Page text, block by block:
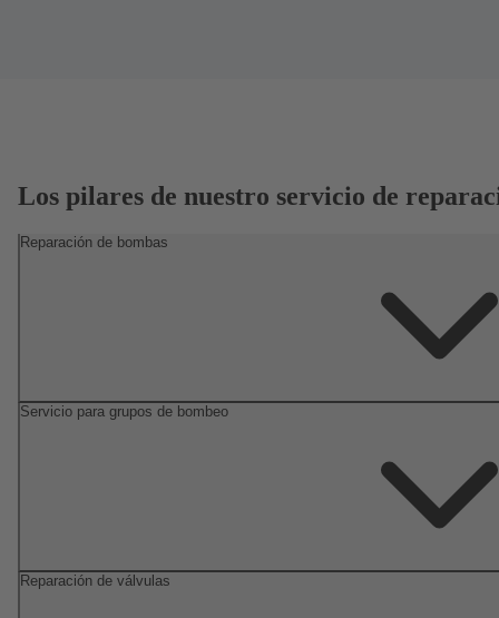
Los pilares de nuestro servicio de
Reparación de bombas
Servicio para grupos de bombeo
Reparación de válvulas